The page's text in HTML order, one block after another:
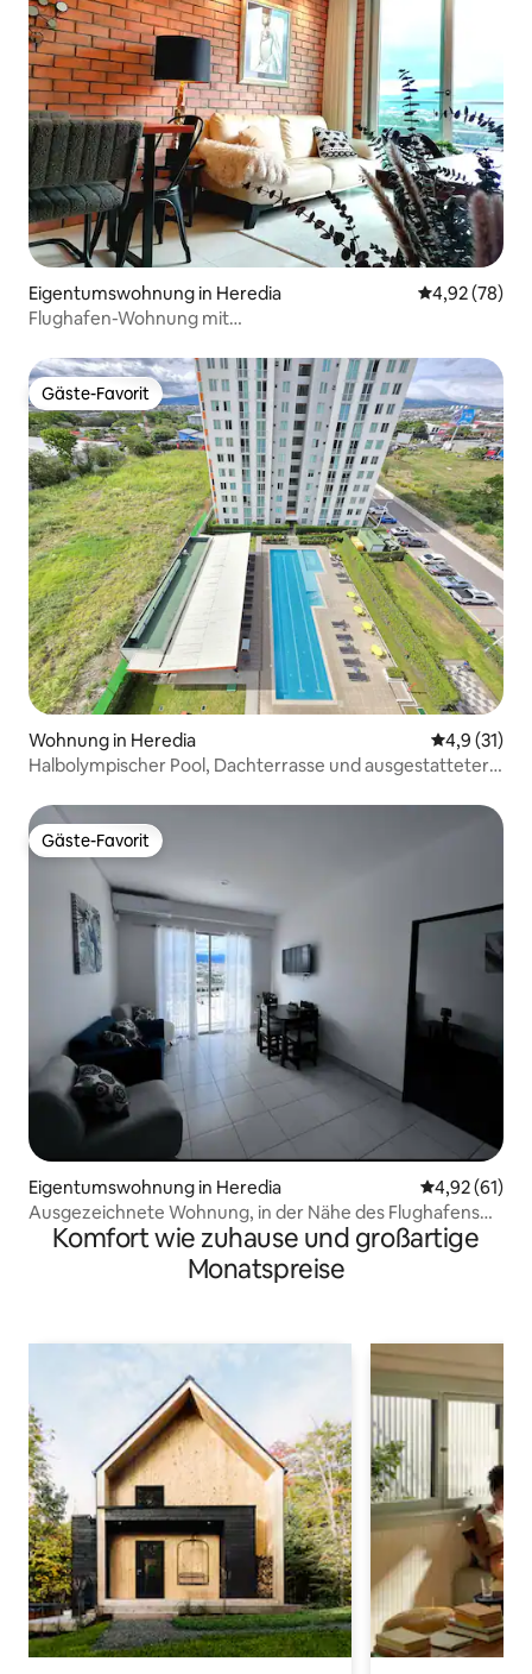
Eigentumswohnung in Heredia
4,92 (78)
Flughafen-Wohnung mit
Gäste-Favorit
Gäste-Favorit
Wohnung in Heredia
4,9 (31)
Halbolympischer Pool, Dachterrasse und ausgestatteter
Gäste-Favorit
Gäste-Favorit
Eigentumswohnung in Heredia
4,92 (61)
Ausgezeichnete Wohnung, in der Nähe des Flughafens
und der Krankenhäuser
Komfort wie zuhause und großartige
Monatspreise